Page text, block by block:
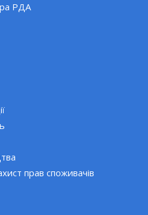
РДА
прав споживачів